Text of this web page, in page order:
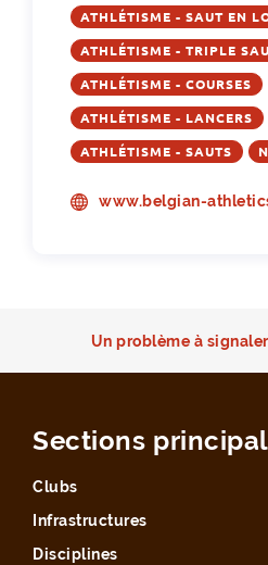
ATHLÉTISME - SAUT EN
ATHLÉTISME - TRIPLE
ATHLÉTISME - COURSES
ATHLÉTISME - LANCERS
ATHLÉTISME - SAUTS
www.belgian-
Un problème à
Sections
Clubs
Infrastructures
Disciplines